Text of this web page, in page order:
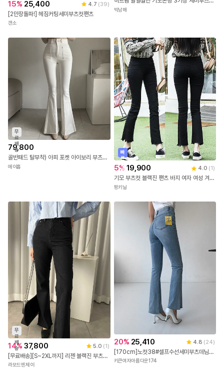
15% 25,400 4.7 (39 )
[2만장돌파!] 헤짐커팅세미부츠컷팬츠
갠소
히트웜 발열월단 기모본딩 3기장 세미부츠컷 데님팬츠 P0007253
박남매
무
료
배
송
79,800
골반패드 탈부착) 아피 포켓 아이보리 부츠컷 롱 팬츠 ( 하이웨스트 청바지 스판 데일리룩 데이트룩 바지 연청 진청 pt )
에이홉
빠
른
출
5% 19,900 4.0 ( 1)
기모 부츠컷 블랙진 팬츠 바지 여자 여성 겨울 9부 스판 블랙 검정 세미 부츠컷 청바지
펑키닐
무
료
배
송
14% 37,800 5.0 ( 1)
[무료배송][S~2XL까지] 리젠 블랙진 부츠컷 데님 흑청 난스판 롱팬츠 밑단 컷팅 빅사이즈
라모드앤제이
20% 25,410 4.8 (24 )
[170cm]노컷38#셀프수선세미부츠데님팬츠
키큰여자아름다운174